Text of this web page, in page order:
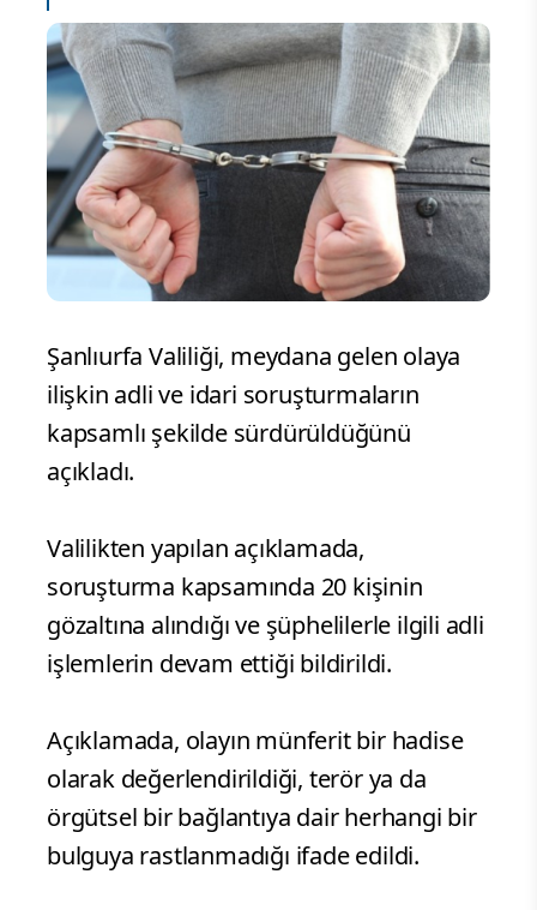
Şanlıurfa Valiliği, meydana gelen olaya
ilişkin adli ve idari soruşturmaların
kapsamlı şekilde sürdürüldüğünü
açıkladı.
Valilikten yapılan açıklamada,
soruşturma kapsamında 20 kişinin
gözaltına alındığı ve şüphelilerle ilgili adli
işlemlerin devam ettiği bildirildi.
Açıklamada, olayın münferit bir hadise
olarak değerlendirildiği, terör ya da
örgütsel bir bağlantıya dair herhangi bir
bulguya rastlanmadığı ifade edildi.